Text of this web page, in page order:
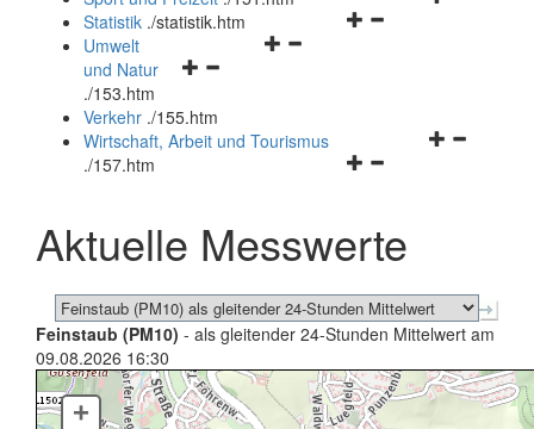
Navigationsmenü
Navigationsmenü
Statistik ./statistik.htm
Navigationsmenü
und
schließen
Umwelt
und Natur
./153.htm
Verkehr ./155.htm
Navigationsmenü
schließen
Wirtschaft, Arbeit und Tourismus
./157.htm
Aktuelle Messwerte
Feinstaub (PM10) - als gleitender 24-Stunden Mittelwert am
09.08.2026 16:30
+